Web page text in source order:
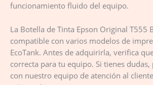
funcionamiento fluido del equipo.
La Botella de Tinta Epson Original T555
compatible con varios modelos de
EcoTank. Antes de adquirirla, verifica
correcta para tu equipo. Si tienes
con nuestro equipo de atención al